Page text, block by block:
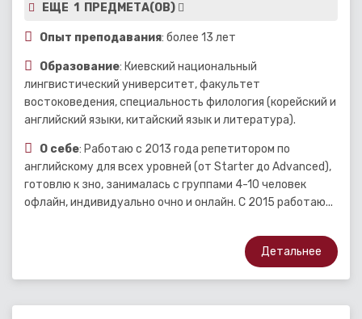
ЕЩЕ 1 ПРЕДМЕТА(ОВ)
Опыт преподавания: более 13 лет
Образование: Киевский национальный
лингвистический университет, факультет
востоковедения, специальность филология (корейский и
английский языки, китайский язык и литература).
О себе: Работаю с 2013 года репетитором по
английскому для всех уровней (от Starter до Advanced),
готовлю к зно, занималась с группами 4-10 человек
офлайн, индивидуально очно и онлайн. С 2015 работаю...
Детальнее